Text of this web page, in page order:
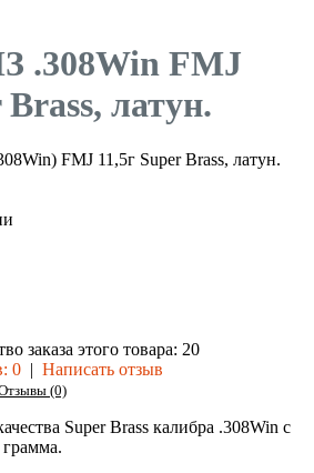
.308Win FMJ
Brass, латун.
FMJ 11,5г Super Brass, латун.
заказа этого товара: 20
0 | Написать отзыв
(0)
Super Brass калибра .308Win с